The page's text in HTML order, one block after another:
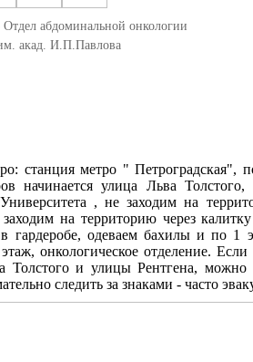
Отдел абдоминальной онкологии
акад. И.П.Павлова
станция метро " Петроградская",
начинается улица Льва
, не заходим на
заходим на территорию через
гардеробе, одеваем бахилы и по 1
онкологическое отделение.
Толстого и улицы Рентгена, можно
следить за знаками - часто